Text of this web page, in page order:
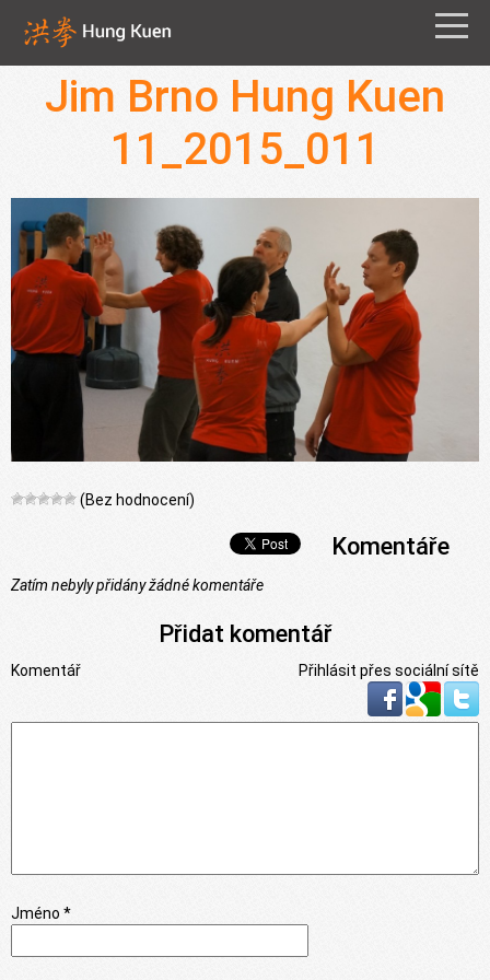
Jim Brno Hung Kuen
11_2015_011
(Bez hodnocení)
Komentáře
Zatím nebyly přidány žádné komentáře
Přidat komentář
Přihlásit přes sociální sítě
Komentář
Jméno *